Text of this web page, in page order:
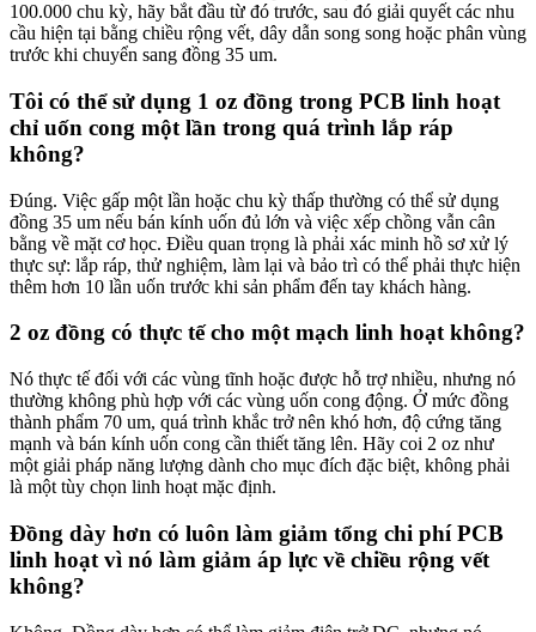
100.000 chu kỳ, hãy bắt đầu từ đó trước, sau đó giải quyết các nhu
cầu hiện tại bằng chiều rộng vết, dây dẫn song song hoặc phân vùng
trước khi chuyển sang đồng 35 um.
Tôi có thể sử dụng 1 oz đồng trong PCB linh hoạt
chỉ uốn cong một lần trong quá trình lắp ráp
không?
Đúng. Việc gấp một lần hoặc chu kỳ thấp thường có thể sử dụng
đồng 35 um nếu bán kính uốn đủ lớn và việc xếp chồng vẫn cân
bằng về mặt cơ học. Điều quan trọng là phải xác minh hồ sơ xử lý
thực sự: lắp ráp, thử nghiệm, làm lại và bảo trì có thể phải thực hiện
thêm hơn 10 lần uốn trước khi sản phẩm đến tay khách hàng.
2 oz đồng có thực tế cho một mạch linh hoạt không?
Nó thực tế đối với các vùng tĩnh hoặc được hỗ trợ nhiều, nhưng nó
thường không phù hợp với các vùng uốn cong động. Ở mức đồng
thành phẩm 70 um, quá trình khắc trở nên khó hơn, độ cứng tăng
mạnh và bán kính uốn cong cần thiết tăng lên. Hãy coi 2 oz như
một giải pháp năng lượng dành cho mục đích đặc biệt, không phải
là một tùy chọn linh hoạt mặc định.
Đồng dày hơn có luôn làm giảm tổng chi phí PCB
linh hoạt vì nó làm giảm áp lực về chiều rộng vết
không?